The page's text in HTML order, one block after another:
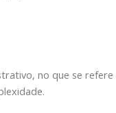
no que se refere